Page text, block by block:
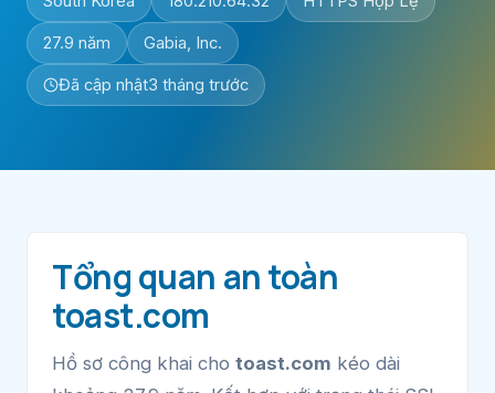
27.9 năm Gabia, Inc.
Đã cập nhật3 tháng trước
Tổng quan an toàn
toast.com
Hồ sơ công khai cho toast.com kéo dài